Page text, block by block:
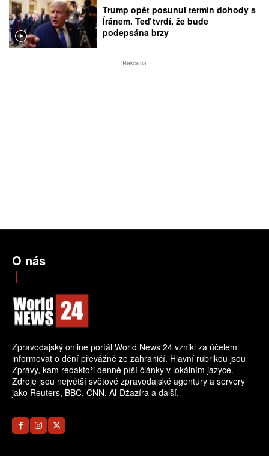
Trump opět posunul termín dohody s
Íránem. Teď tvrdí, že bude
podepsána brzy
Reklama
O nás
Zpravodajský online portál World News 24 vznikl za účelem
informovat o dění převážně ze zahraničí. Hlavní rubrikou jsou
Zprávy, kam redaktoři denně píší články v lokálním jazyce.
Zdroje jsou největší světové zpravodajské agentury a servery
jako Reuters, BBC, CNN, Al-Džazíra a další.